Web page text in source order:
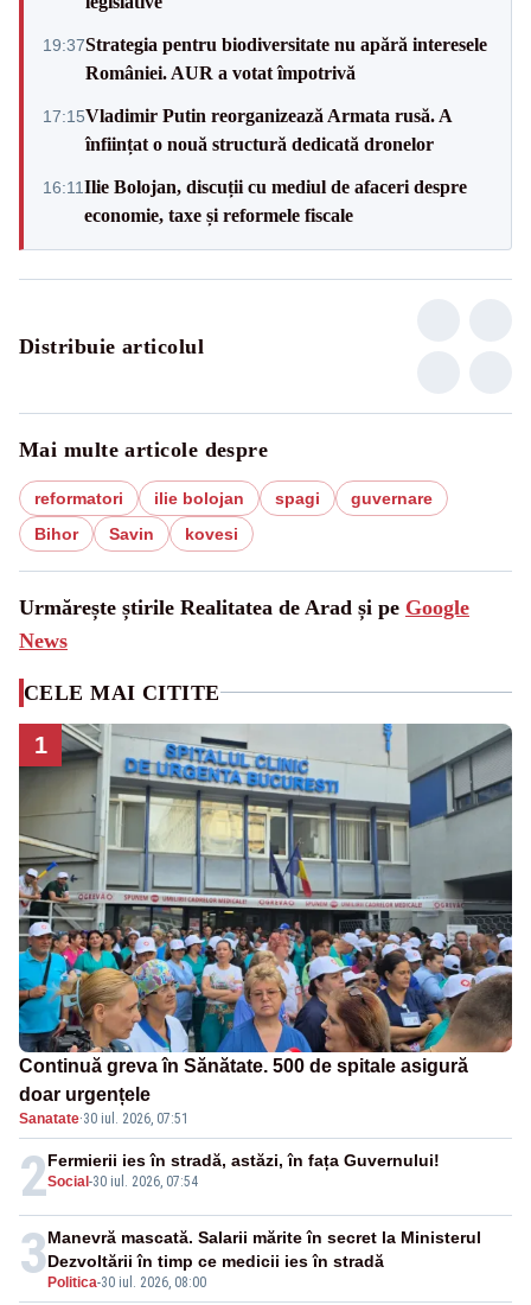
19:37Strategia pentru biodiversitate nu apără interesele
României. AUR a votat împotrivă
17:15Vladimir Putin reorganizează Armata rusă. A
înființat o nouă structură dedicată dronelor
16:11Ilie Bolojan, discuții cu mediul de afaceri despre
economie, taxe și reformele fiscale
Distribuie articolul
Mai multe articole despre
reformatori ilie bolojan spagi
guvernare
Bihor
Savin kovesi
Urmărește știrile Realitatea de Arad și pe Google
News
CELE MAI CITITE
1
Continuă greva în Sănătate. 500 de spitale asigură
doar urgențele
Sanatate·30 iul. 2026, 07:51
2Social -30 iul. 2026, 07:54
Fermierii ies în stradă, astăzi, în fața Guvernului!
3 Politica-30 iul. 2026, 08:00
Manevră mascată. Salarii mărite în secret la Ministerul
Dezvoltării în timp ce medicii ies în stradă